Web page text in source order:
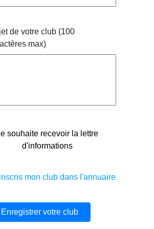
de votre club (100
max)
souhaite recevoir la lettre
d'informations
mon club dans l'annuaire